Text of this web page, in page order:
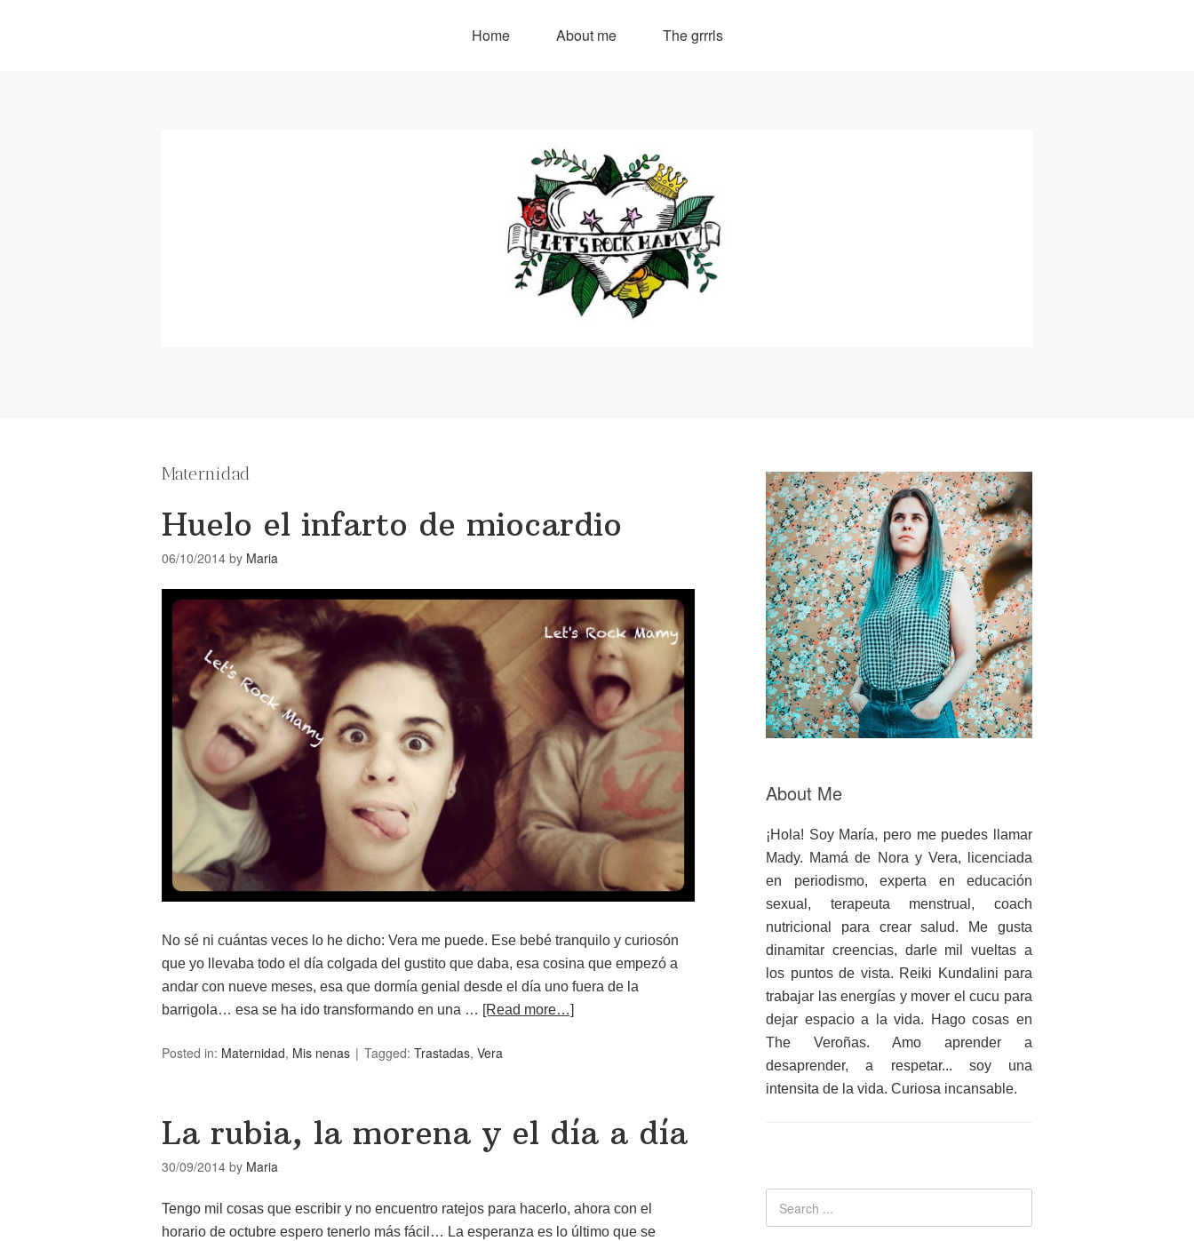
Home About me The grrrls
Maternidad
Huelo el infarto de miocardio
06/10/2014 by Maria
No sé ni cuántas veces lo he dicho: Vera me puede. Ese bebé tranquilo y curiosón
que yo llevaba todo el día colgada del gustito que daba, esa cosina que empezó a
andar con nueve meses, esa que dormía genial desde el día uno fuera de la
barrigola… esa se ha ido transformando en una … [Read more…]
Posted in: Maternidad, Mis nenas Tagged: Trastadas, Vera
La rubia, la morena y el día a día
30/09/2014 by Maria
Tengo mil cosas que escribir y no encuentro ratejos para hacerlo, ahora con el
horario de octubre espero tenerlo más fácil… La esperanza es lo último que se
About Me
¡Hola! Soy María, pero me puedes llamar
Mady. Mamá de Nora y Vera, licenciada
en periodismo, experta en educación
sexual, terapeuta menstrual, coach
nutricional para crear salud. Me gusta
dinamitar creencias, darle mil vueltas a
los puntos de vista. Reiki Kundalini para
trabajar las energías y mover el cucu para
dejar espacio a la vida. Hago cosas en
The Veroñas. Amo aprender a
desaprender, a respetar... soy una
intensita de la vida. Curiosa incansable.